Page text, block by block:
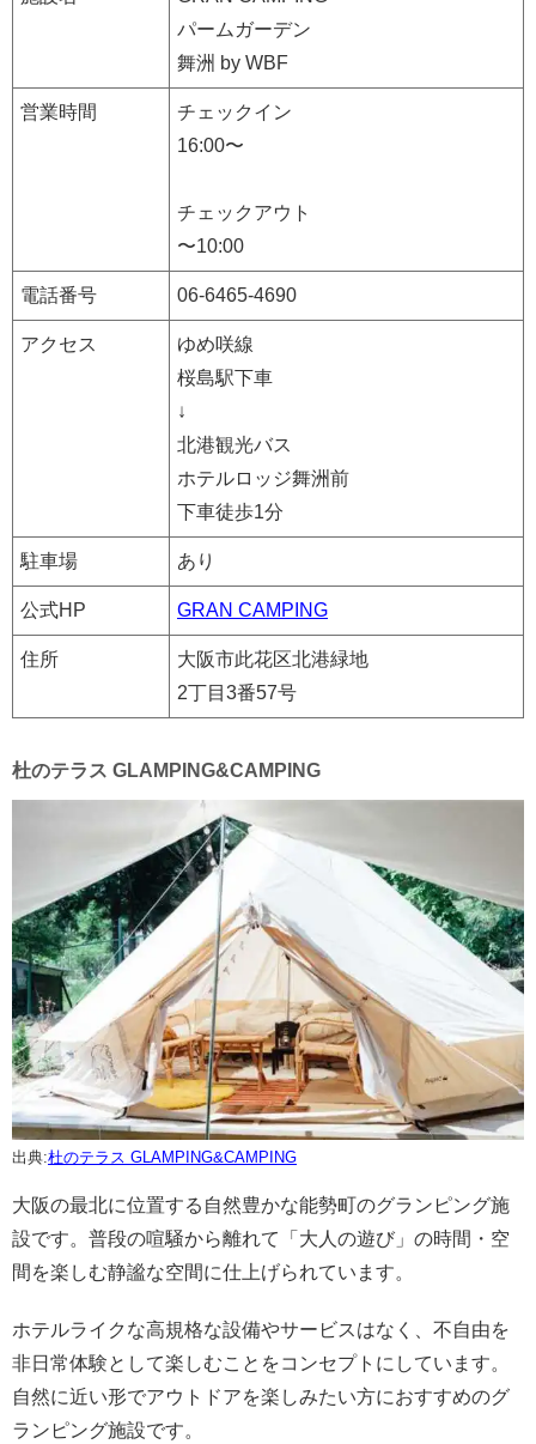
パームガーデン
舞洲 by WBF
営業時間
チェックイン
16:00〜
チェックアウト
〜10:00
電話番号 06-6465-4690
アクセス
ゆめ咲線
桜島駅下車
↓
北港観光バス
ホテルロッジ舞洲前
下車徒歩1分
駐車場 あり
公式HP GRAN CAMPING
住所
大阪市此花区北港緑地
2丁目3番57号
杜のテラス GLAMPING&CAMPING
出典:杜のテラス GLAMPING&CAMPING
大阪の最北に位置する自然豊かな能勢町のグランピング施
設です。普段の喧騒から離れて「大人の遊び」の時間・空
間を楽しむ静謐な空間に仕上げられています。
ホテルライクな高規格な設備やサービスはなく、不自由を
非日常体験として楽しむことをコンセプトにしています。
自然に近い形でアウトドアを楽しみたい方におすすめのグ
ランピング施設です。